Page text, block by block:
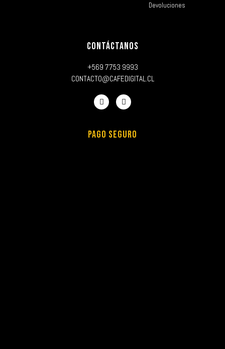
Devoluciones
CONTÁCTANOS
+569 7753 9993
CONTACTO@CAFEDIGITAL.CL
PAGO SEGURO